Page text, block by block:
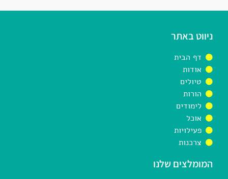
ניווט באתר
דף הבית
אודות
טיולים
הורות
לימודים
אוכל
פעילויות
צרכנות
המומלצים שלנו